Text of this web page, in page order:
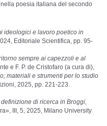
poesia italiana del secondo
ideologici e lavoro poetico in
Editoriale Scientifica, pp. 95-
sempre ai capezzoli e al
e F. P. de Cristofaro (a cura di),
materiali e strumenti per lo studio
2025, pp. 221-223.
di ricerca in Broggi,
III, 5, 2025, Milano University